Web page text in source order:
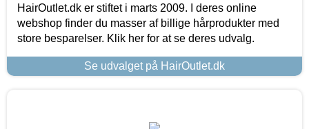
HairOutlet.dk er stiftet i marts 2009. I deres online
webshop finder du masser af billige hårprodukter med
store besparelser. Klik her for at se deres udvalg.
Se udvalget på HairOutlet.dk